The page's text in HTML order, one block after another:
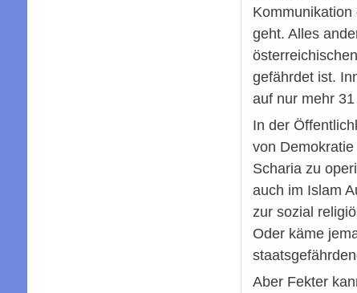
geht. Alles
gefährdet ist.
auf nur mehr
In der
von
Scharia zu
auch im Islam
zur sozial
Oder käme
Aber Fekter